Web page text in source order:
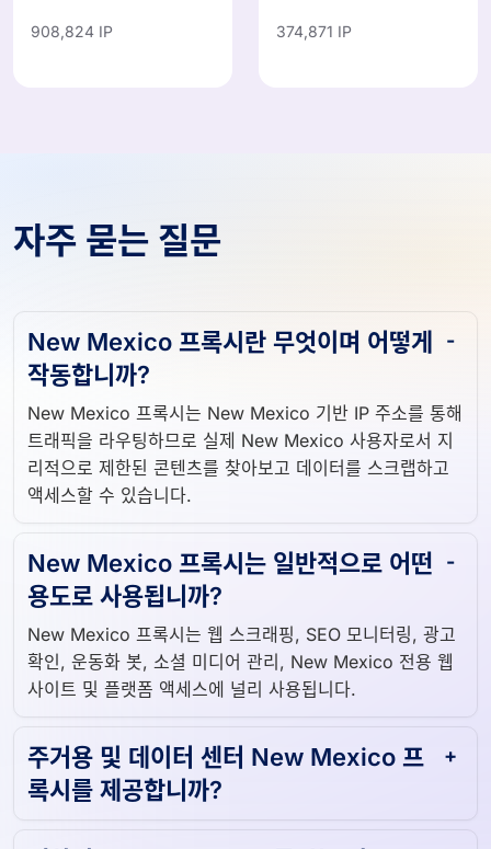
908,824 IP 374,871 IP
자주 묻는 질문
New Mexico 프록시란 무엇이며 어떻게
작동합니까?
New Mexico 프록시는 New Mexico 기반 IP 주소를 통해
트래픽을 라우팅하므로 실제 New Mexico 사용자로서 지
리적으로 제한된 콘텐츠를 찾아보고 데이터를 스크랩하고
액세스할 수 있습니다.
New Mexico 프록시는 일반적으로 어떤
용도로 사용됩니까?
New Mexico 프록시는 웹 스크래핑, SEO 모니터링, 광고
확인, 운동화 봇, 소셜 미디어 관리, New Mexico 전용 웹
사이트 및 플랫폼 액세스에 널리 사용됩니다.
주거용 및 데이터 센터 New Mexico 프
록시를 제공합니까?